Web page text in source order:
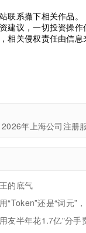
联系撤下相关作品。
建议，一切投资操
关侵权责任由信息
王的底气
用“Token”还是“词元”
用友半年花1.7亿"分手